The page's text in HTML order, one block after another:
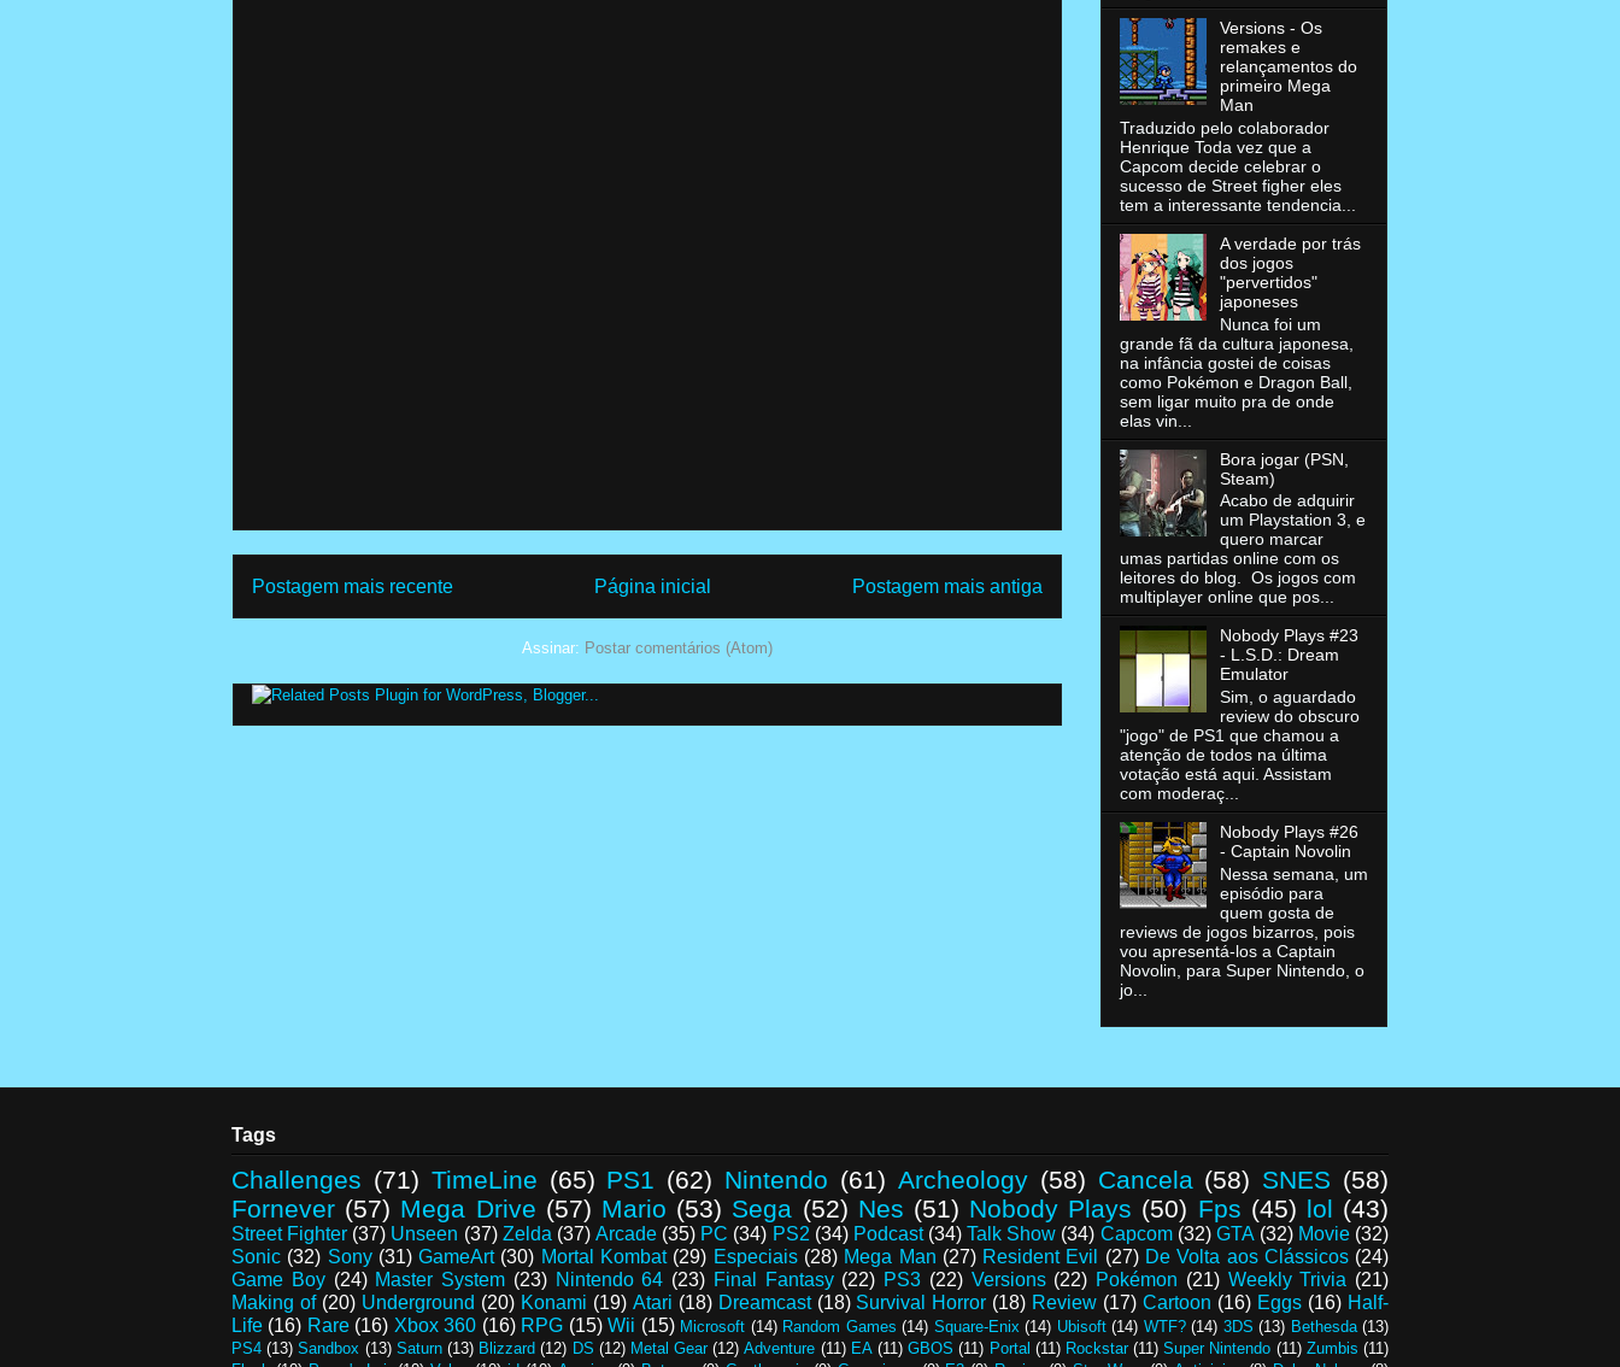
Postagem mais recente Postagem mais antiga
Página inicial
Assinar: Postar comentários (Atom)
Versions - Os
remakes e
relançamentos do
primeiro Mega
Man
Traduzido pelo colaborador
Henrique Toda vez que a
Capcom decide celebrar o
sucesso de Street figher eles
tem a interessante tendencia...
A verdade por trás
dos jogos
"pervertidos"
japoneses
Nunca foi um
grande fã da cultura japonesa,
na infância gostei de coisas
como Pokémon e Dragon Ball,
sem ligar muito pra de onde
elas vin...
Bora jogar (PSN,
Steam)
Acabo de adquirir
um Playstation 3, e
quero marcar
umas partidas online com os
leitores do blog. Os jogos com
multiplayer online que pos...
Nobody Plays #23
- L.S.D.: Dream
Emulator
Sim, o aguardado
review do obscuro
"jogo" de PS1 que chamou a
atenção de todos na última
votação está aqui. Assistam
com moderaç...
Nobody Plays #26
- Captain Novolin
Nessa semana, um
episódio para
quem gosta de
reviews de jogos bizarros, pois
vou apresentá-los a Captain
Novolin, para Super Nintendo, o
jo...
Tags
Challenges (71) TimeLine (65) PS1 (62) Nintendo (61) Archeology (58) Cancela (58) SNES (58)
Fornever (57) Mega Drive (57) Mario (53) Sega (52) Nes (51) Nobody Plays (50) Fps (45) lol (43)
Street Fighter (37) Unseen (37) Zelda (37) Arcade (35) PC (34) PS2 (34) Podcast (34) Talk Show (34) Capcom (32) GTA (32) Movie (32)
Sonic (32) Sony (31) GameArt (30) Mortal Kombat (29) Especiais (28) Mega Man (27) Resident Evil (27) De Volta aos Clássicos (24)
Game Boy (24) Master System (23) Nintendo 64 (23) Final Fantasy (22) PS3 (22) Versions (22) Pokémon (21) Weekly Trivia (21)
Making of (20) Underground (20) Konami (19) Atari (18) Dreamcast (18) Survival Horror (18) Review (17) Cartoon (16) Eggs (16) Half-
Life (16) Rare (16) Xbox 360 (16) RPG (15) Wii (15) Microsoft (14) Random Games (14) Square-Enix (14) Ubisoft (14) WTF? (14) 3DS (13) Bethesda (13)
PS4 (13) Sandbox (13) Saturn (13) Blizzard (12) DS (12) Metal Gear (12) Adventure (11) EA (11) GBOS (11) Portal (11) Rockstar (11) Super Nintendo (11) Zumbis (11)